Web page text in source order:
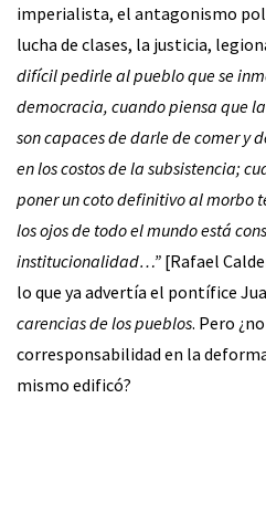
imperialista, el antagonismo
lucha de clases, la justicia,
difícil pedirle al pueblo que se
democracia, cuando piensa que
son capaces de darle de comer y
en los costos de la subsistencia;
poner un coto definitivo al morbo
los ojos de todo el mundo está
institucionalidad…” [Rafael
lo que ya advertía el pontífice
carencias de los pueblos. Pero
corresponsabilidad en la
mismo edificó?